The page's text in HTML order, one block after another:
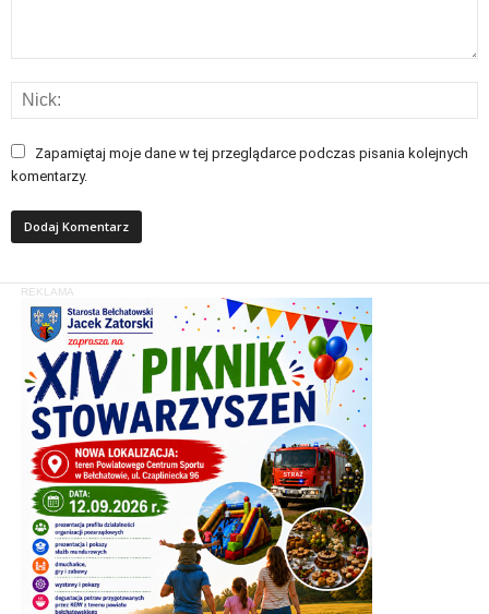
Zapamiętaj moje dane w tej przeglądarce podczas pisania kolejnych
komentarzy.
REKLAMA